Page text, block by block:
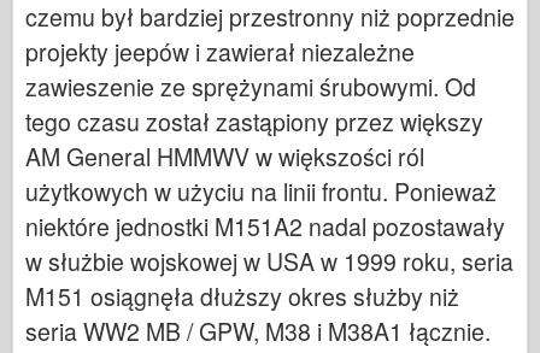
Heller
HobbyBoss ( HobbyBoss )
Icm
Italeri
Legendy
Meng Model
Tamiya
Tristar
czemu był bardziej przestronny niż poprzednie
projekty jeepów i zawierał niezależne
zawieszenie ze sprężynami śrubowymi. Od
tego czasu został zastąpiony przez większy
AM General HMMWV w większości ról
użytkowych w użyciu na linii frontu. Ponieważ
niektóre jednostki M151A2 nadal pozostawały
w służbie wojskowej w USA w 1999 roku, seria
M151 osiągnęła dłuższy okres służby niż
seria WW2 MB / GPW, M38 i M38A1 łącznie.